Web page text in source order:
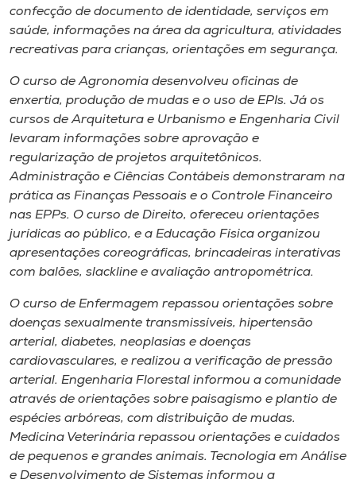
confecção de documento de identidade, serviços em
saúde, informações na área da agricultura, atividades
recreativas para crianças, orientações em segurança.
O curso de Agronomia desenvolveu oficinas de
enxertia, produção de mudas e o uso de EPIs. Já os
cursos de Arquitetura e Urbanismo e Engenharia Civil
levaram informações sobre aprovação e
regularização de projetos arquitetônicos.
Administração e Ciências Contábeis demonstraram na
prática as Finanças Pessoais e o Controle Financeiro
nas EPPs. O curso de Direito, ofereceu orientações
jurídicas ao público, e a Educação Física organizou
apresentações coreográficas, brincadeiras interativas
com balões, slackline e avaliação antropométrica.
O curso de Enfermagem repassou orientações sobre
doenças sexualmente transmissíveis, hipertensão
arterial, diabetes, neoplasias e doenças
cardiovasculares, e realizou a verificação de pressão
arterial. Engenharia Florestal informou a comunidade
através de orientações sobre paisagismo e plantio de
espécies arbóreas, com distribuição de mudas.
Medicina Veterinária repassou orientações e cuidados
de pequenos e grandes animais. Tecnologia em Análise
e Desenvolvimento de Sistemas informou a